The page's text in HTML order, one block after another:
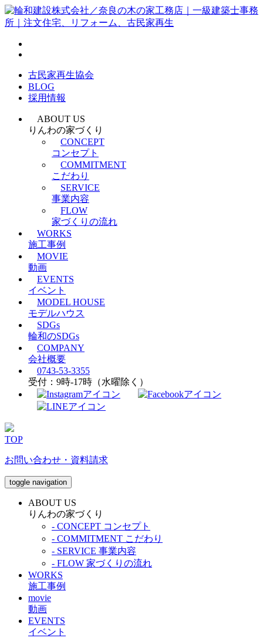
古民家再生協会
BLOG
採用情報
ABOUT US
りんわの家づくり
CONCEPT
コンセプト
COMMITMENT
こだわり
SERVICE
事業内容
FLOW
家づくりの流れ
WORKS
施工事例
MOVIE
動画
EVENTS
イベント
MODEL HOUSE
モデルハウス
SDGs
輪和のSDGs
COMPANY
会社概要
0743-53-3355
受付：9時-17時（水曜除く）
TOP
お問い合わせ・資料請求
toggle navigation
ABOUT US
りんわの家づくり
- CONCEPT コンセプト
- COMMITMENT こだわり
- SERVICE 事業内容
- FLOW 家づくりの流れ
WORKS
施工事例
movie
動画
EVENTS
イベント